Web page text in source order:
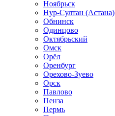
Ноябрьск
Нур-Султан (Астана)
Обнинск
Одинцово
Октябрьский
Омск
Орёл
Оренбург
Орехово-Зуево
Орск
Павлово
Пенза
Пермь